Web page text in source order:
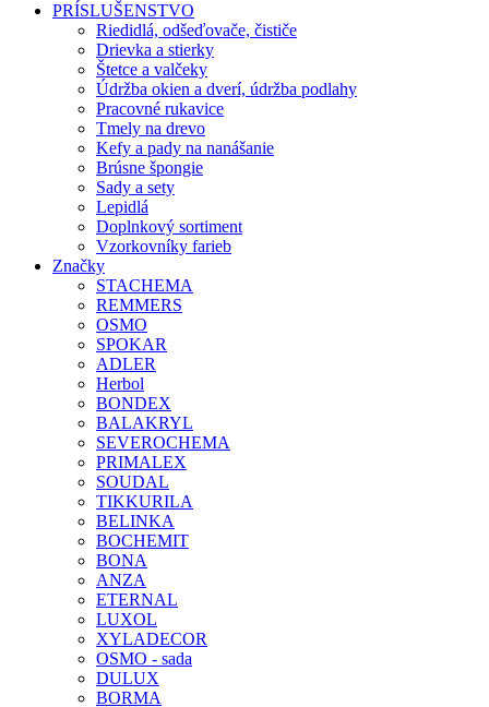
PRÍSLUŠENSTVO
Riedidlá, odšeďovače, čističe
Drievka a stierky
Štetce a valčeky
Údržba okien a dverí, údržba podlahy
Pracovné rukavice
Tmely na drevo
Kefy a pady na nanášanie
Brúsne špongie
Sady a sety
Lepidlá
Doplnkový sortiment
Vzorkovníky farieb
Značky
STACHEMA
REMMERS
OSMO
SPOKAR
ADLER
Herbol
BONDEX
BALAKRYL
SEVEROCHEMA
PRIMALEX
SOUDAL
TIKKURILA
BELINKA
BOCHEMIT
BONA
ANZA
ETERNAL
LUXOL
XYLADECOR
OSMO - sada
DULUX
BORMA